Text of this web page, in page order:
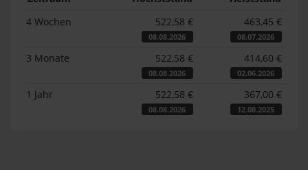
4 Wochen
522,58 €
08.08.2026
463,45 €
08.07.2026
3 Monate 522,58 €
08.08.2026
414,60 €
02.06.2026
1 Jahr 522,58 €
08.08.2026
367,00 €
12.08.2025